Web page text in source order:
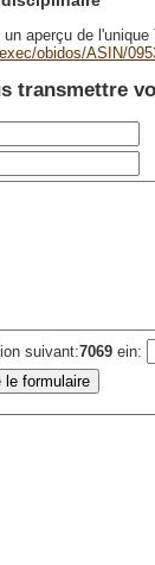
aperçu de
obidos/ASIN/
transmettre
suivant:7069 ein: